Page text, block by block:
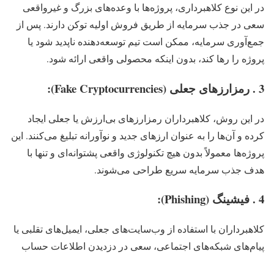
در این نوع کلاهبرداری، پروژه‌ها با وعده‌های بزرگ و غیرواقعی
سعی در جذب سرمایه از طریق فروش اولیه توکن دارند. پس از
جمع‌آوری سرمایه، ممکن است تیم توسعه‌دهنده ناپدید شود یا
پروژه را رها کند، بدون اینکه محصولی واقعی ارائه شود.
3 . رمزارزهای جعلی (Fake Cryptocurrencies):
در این روش، کلاهبرداران رمزارزهای بی‌ارزش یا جعلی ایجاد
کرده و آن‌ها را به عنوان ارزهای جدید و نوآورانه تبلیغ می‌کنند. این
پروژه‌ها معمولاً بدون هیچ تکنولوژی واقعی پشتوانه‌ای و تنها با
هدف جذب سرمایه سریع طراحی می‌شوند.
4 . فیشینگ (Phishing):
کلاهبرداران با استفاده از وب‌سایت‌های جعلی، ایمیل‌های تقلبی یا
پیام‌های شبکه‌های اجتماعی، سعی در دزدیدن اطلاعات حساب